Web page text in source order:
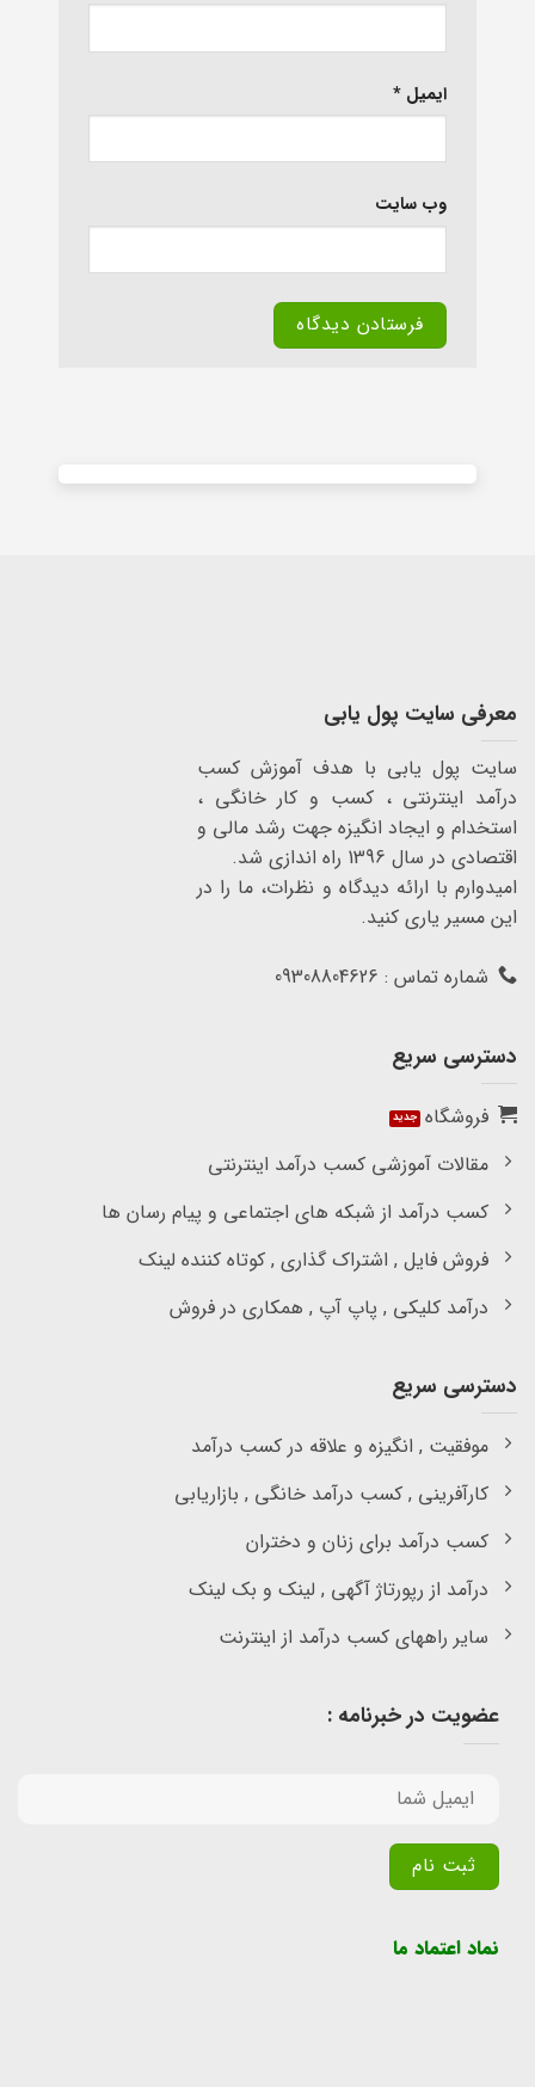
ایمیل *
وب‌ سایت
معرفی سایت پول یابی
سایت پول یابی با هدف آموزش کسب
درآمد اینترنتی ، کسب و کار خانگی ،
استخدام و ایجاد انگیزه جهت رشد مالی و
اقتصادی در سال 1396 راه اندازی شد.
امیدوارم با ارائه دیدگاه و نظرات، ما را در
این مسیر یاری کنید.
شماره تماس : 09308804626
دسترسی سریع
فروشگاه
مقالات آموزشی کسب درآمد اینترنتی
کسب درآمد از شبکه های اجتماعی و پیام رسان ها
فروش فایل , اشتراک گذاری , کوتاه کننده لینک
درآمد کلیکی , پاپ آپ , همکاری در فروش
دسترسی سریع
موفقیت , انگیزه و علاقه در کسب درآمد
کارآفرینی , کسب درآمد خانگی , بازاریابی
کسب درآمد برای زنان و دختران
درآمد از رپورتاژ آگهی , لینک و بک لینک
سایر راههای کسب درآمد از اینترنت
عضویت در خبرنامه :
نماد اعتماد ما